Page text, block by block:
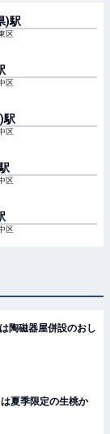
)駅
区
区
駅
区
区
区
陶磁器屋併設のおし
夏季限定の生桃か